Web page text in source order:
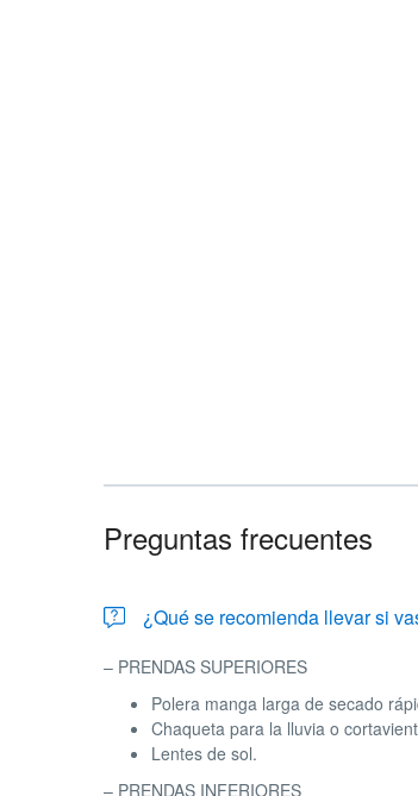
Preguntas frecuentes
¿Qué se recomienda llevar si
– PRENDAS SUPERIORES
Polera manga larga de secado
Chaqueta para la lluvia o
Lentes de sol.
– PRENDAS INFERIORES